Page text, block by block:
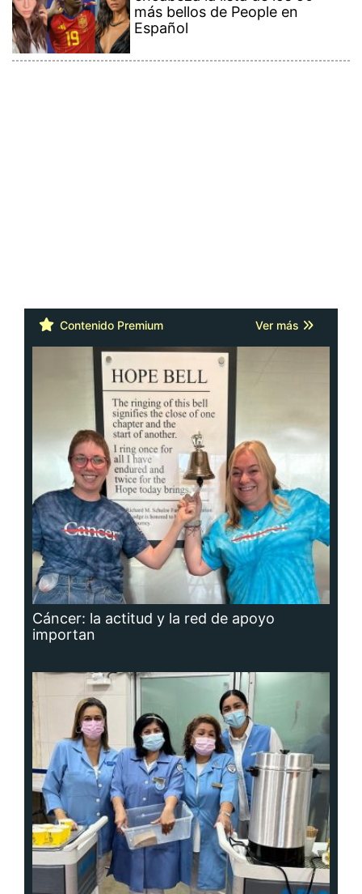
más bellos de People en
Español
Contenido Premium Ver más
Cáncer: la actitud y la red de apoyo
importan